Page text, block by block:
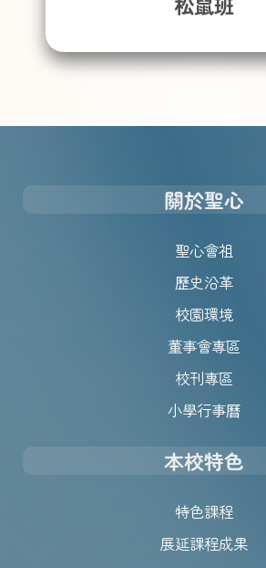
關於聖心
聖心會祖
歷史沿革
校園環境
董事會專區
校刊專區
小學行事曆
本校特色
特色課程
展延課程成果